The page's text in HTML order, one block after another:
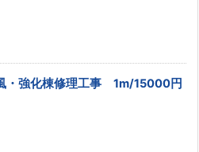
・強化棟修理工事 1m/15000円